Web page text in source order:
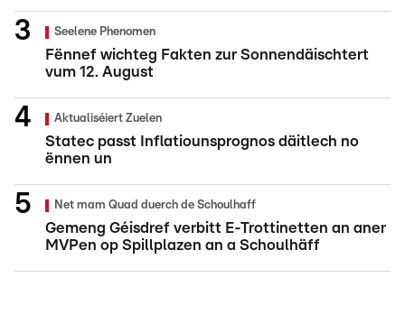
Seelene Phenomen
Fënnef wichteg Fakten zur Sonnendäischtert
vum 12. August
Aktualiséiert Zuelen
Statec passt Inflatiounsprognos däitlech no
ënnen un
Net mam Quad duerch de Schoulhaff
Gemeng Géisdref verbitt E-Trottinetten an aner
MVPen op Spillplazen an a Schoulhäff